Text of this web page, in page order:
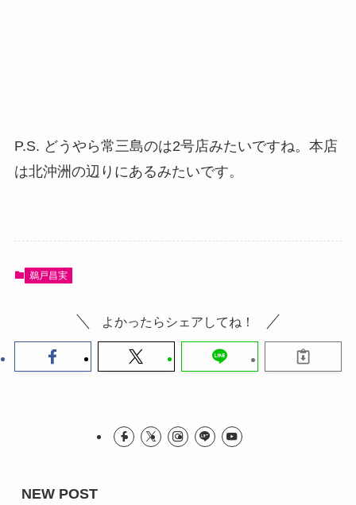
P.S. どうやら常三島のは2号店みたいですね。本店
は北沖洲の辺りにあるみたいです。
鵜戸昌実
よかったらシェアしてね！
NEW POST